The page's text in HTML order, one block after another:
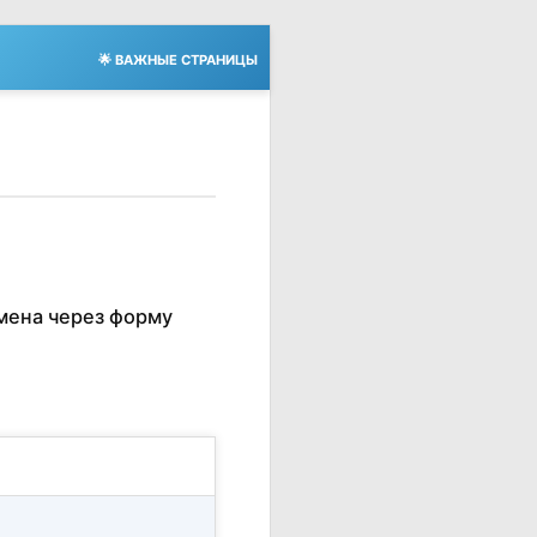
🌟 ВАЖНЫЕ СТРАНИЦЫ
через форму